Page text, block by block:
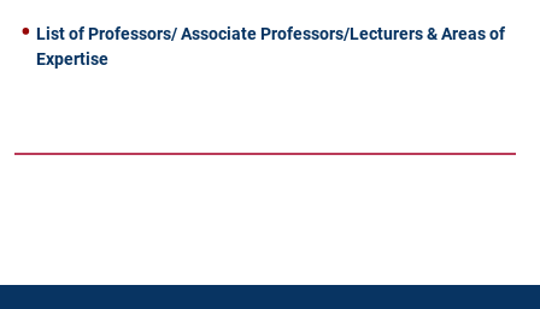
List of Professors/ Associate Professors/Lecturers & Areas of
Expertise